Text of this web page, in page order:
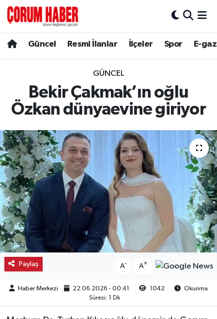
Güncel Resmi İlanlar İlçeler Spor E-
GÜNCEL
Bekir Çakmak’ın oğlu
Özkan dünyaevine giriyor
Paylaş A- A+
Haber Merkezi 22.06.2026 - 00:41 1042
Okunma
Süresi: 1 Dk
Spor
Resmi İlanlar
Alaca
Bayat
Boğazkale
Dodurga
İskilip
Kargı
Laçin
Mecitözü
Oğuzlar
Hava Durumu
Çorum Namaz Vakitleri
Trafik Durumu
Süper Lig Puan Durumu ve Fikstür
Tüm Manşetler
Son Dakika Haberleri
Haber Arşivi